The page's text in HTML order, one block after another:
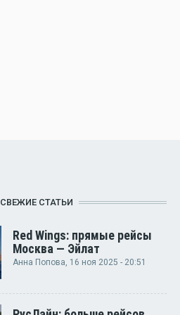
СВЕЖИЕ СТАТЬИ
Red Wings: прямые рейсы
Москва — Эйлат
Анна Попова, 16 ноя 2025 - 20:51